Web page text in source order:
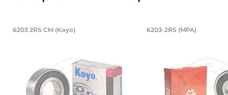
Подшипник 17х40х12 мм,
6203 2RS CM (Koyo) Подшипник
6203-2RS (MPA)